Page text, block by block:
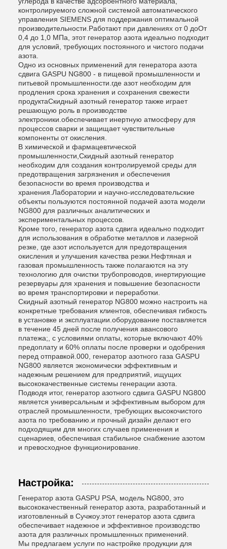
контролируемого сложной системой автоматического
управления SIEMENS для поддержания оптимальной
производительности.Работают при давлениях от 0 доОт
0,4 до 1,0 МПа, этот генератор азота идеально подходит
для условий, требующих постоянного и чистого подачи
азота.
Одно из основных применений для генератора азота
сдвига GASPU NG800 - в пищевой промышленности и
питьевой промышленности.где азот необходим для
продления срока хранения и сохранения свежести
продуктаСкидный азотный генератор также играет
решающую роль в производстве
электроники.обеспечивает инертную атмосферу для
процессов сварки и защищает чувствительные
компоненты от окисления.
В химической и фармацевтической
промышленности,Скидный азотный генератор
необходим для создания контролируемой среды для
предотвращения загрязнения и обеспечения
безопасности во время производства и
хранения.Лаборатории и научно-исследовательские
объекты пользуются постоянной подачей азота модели
NG800 для различных аналитических и
экспериментальных процессов.
Кроме того, генератор азота сдвига идеально подходит
для использования в обработке металлов и лазерной
резке, где азот используется для предотвращения
окисления и улучшения качества резки.Нефтяная и
газовая промышленность также полагаются на эту
технологию для очистки трубопроводов, инертирующие
резервуары для хранения и повышение безопасности
во время транспортировки и переработки.
Скидный азотный генератор NG800 можно настроить на
конкретные требования клиентов, обеспечивая гибкость
в установке и эксплуатации.оборудование поставляется
в течение 45 дней после получения авансового
платежа;, с условиями оплаты, которые включают 40%
предоплату и 60% оплаты после проверки и одобрения
перед отправкой.000, генератор азотного газа GASPU
NG800 является экономически эффективным и
надежным решением для предприятий, ищущих
высококачественные системы генерации азота.
Подводя итог, генератор азотного сдвига GASPU NG800
является универсальным и эффективным выбором для
отраслей промышленности, требующих высокочистого
азота по требованию.и прочный дизайн делают его
подходящим для многих случаев применения и
сценариев, обеспечивая стабильное снабжение азотом
и превосходное функционирование.
Настройка:
Генератор азота GASPU PSA, модель NG800, это
высококачественный генератор азота, разработанный и
изготовленный в Сучжоу.этот генератор азота сдвига
обеспечивает надежное и эффективное производство
азота для различных промышленных применений.
Мы предлагаем услуги по настройке продукции для